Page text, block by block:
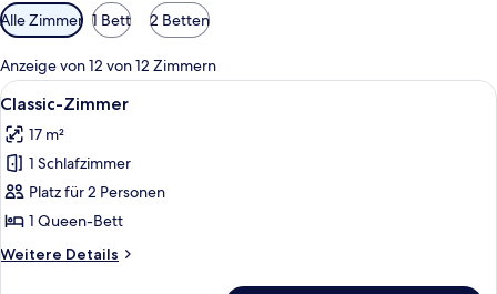
Verfügbare
Filter
für
Zimmer
Alle Zimmer 1 Bett 2 Betten
Anzeige von 12 von 12 Zimmern
Alle
Fotos
für
Classic-
Zimmer
anzeigen
Ein modernes Schlafzimmer mit
4
Classic-Zimmer
17 m²
1 Schlafzimmer
Platz für 2 Personen
1 Queen-Bett
Weitere Details
Weitere